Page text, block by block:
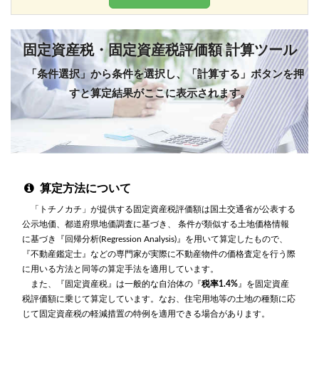
固定資産税・固定資産税評価額 計算ツール
「条件選択」から条件を選択し、「計算する」ボタンを押
すと算定結果がここに表示されます。
算定方法について
「トチノカチ」が提供する固定資産税評価額は国土交通省が公表する
公示地価、都道府県地価調査に基づき、 条件が類似する土地価格情報
に基づき『回帰分析(Regression Analysis)』を用いて算定したもので、
『不動産鑑定士』などの専門家が実際に不動産物件の価格査定を行う際
に用いる方法と同等の算定手法を適用しています。
また、『固定資産税』は一般的な自治体の『 税率1.4% 』を固定資産
税評価額に乗じて算定しています。なお、住宅用地等の土地の種類に応
じて固定資産税の軽減措置の特例を適用できる場合があります。